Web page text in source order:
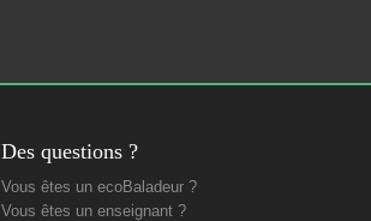
Des questions ?
Vous êtes un ecoBaladeur ?
Vous êtes un enseignant ?